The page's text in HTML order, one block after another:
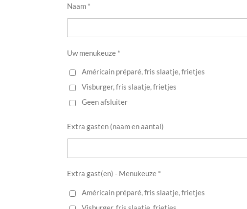
Naam *
Uw menukeuze *
Américain préparé, fris slaatje, frietjes
Visburger, fris slaatje, frietjes
Geen afsluiter
Extra gasten (naam en aantal)
Extra gast(en) - Menukeuze *
Américain préparé, fris slaatje, frietjes